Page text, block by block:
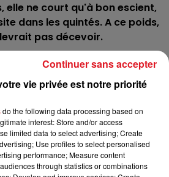
elle ne court qu'à bon escient,
dans les quintés. A ce poids,
pas décevoir.
cette casaque, que ce soit dans
c'est tout ou rien. Si
elle peut gagner, mais.....
*************
des pistes
vie privée est notre priorité
do the following data processing based on
interest: Store and/or access
limited data to select advertising; Create
Use profiles to select personalised
performance; Measure content
through statistics or combinations
Continuer sans accepter